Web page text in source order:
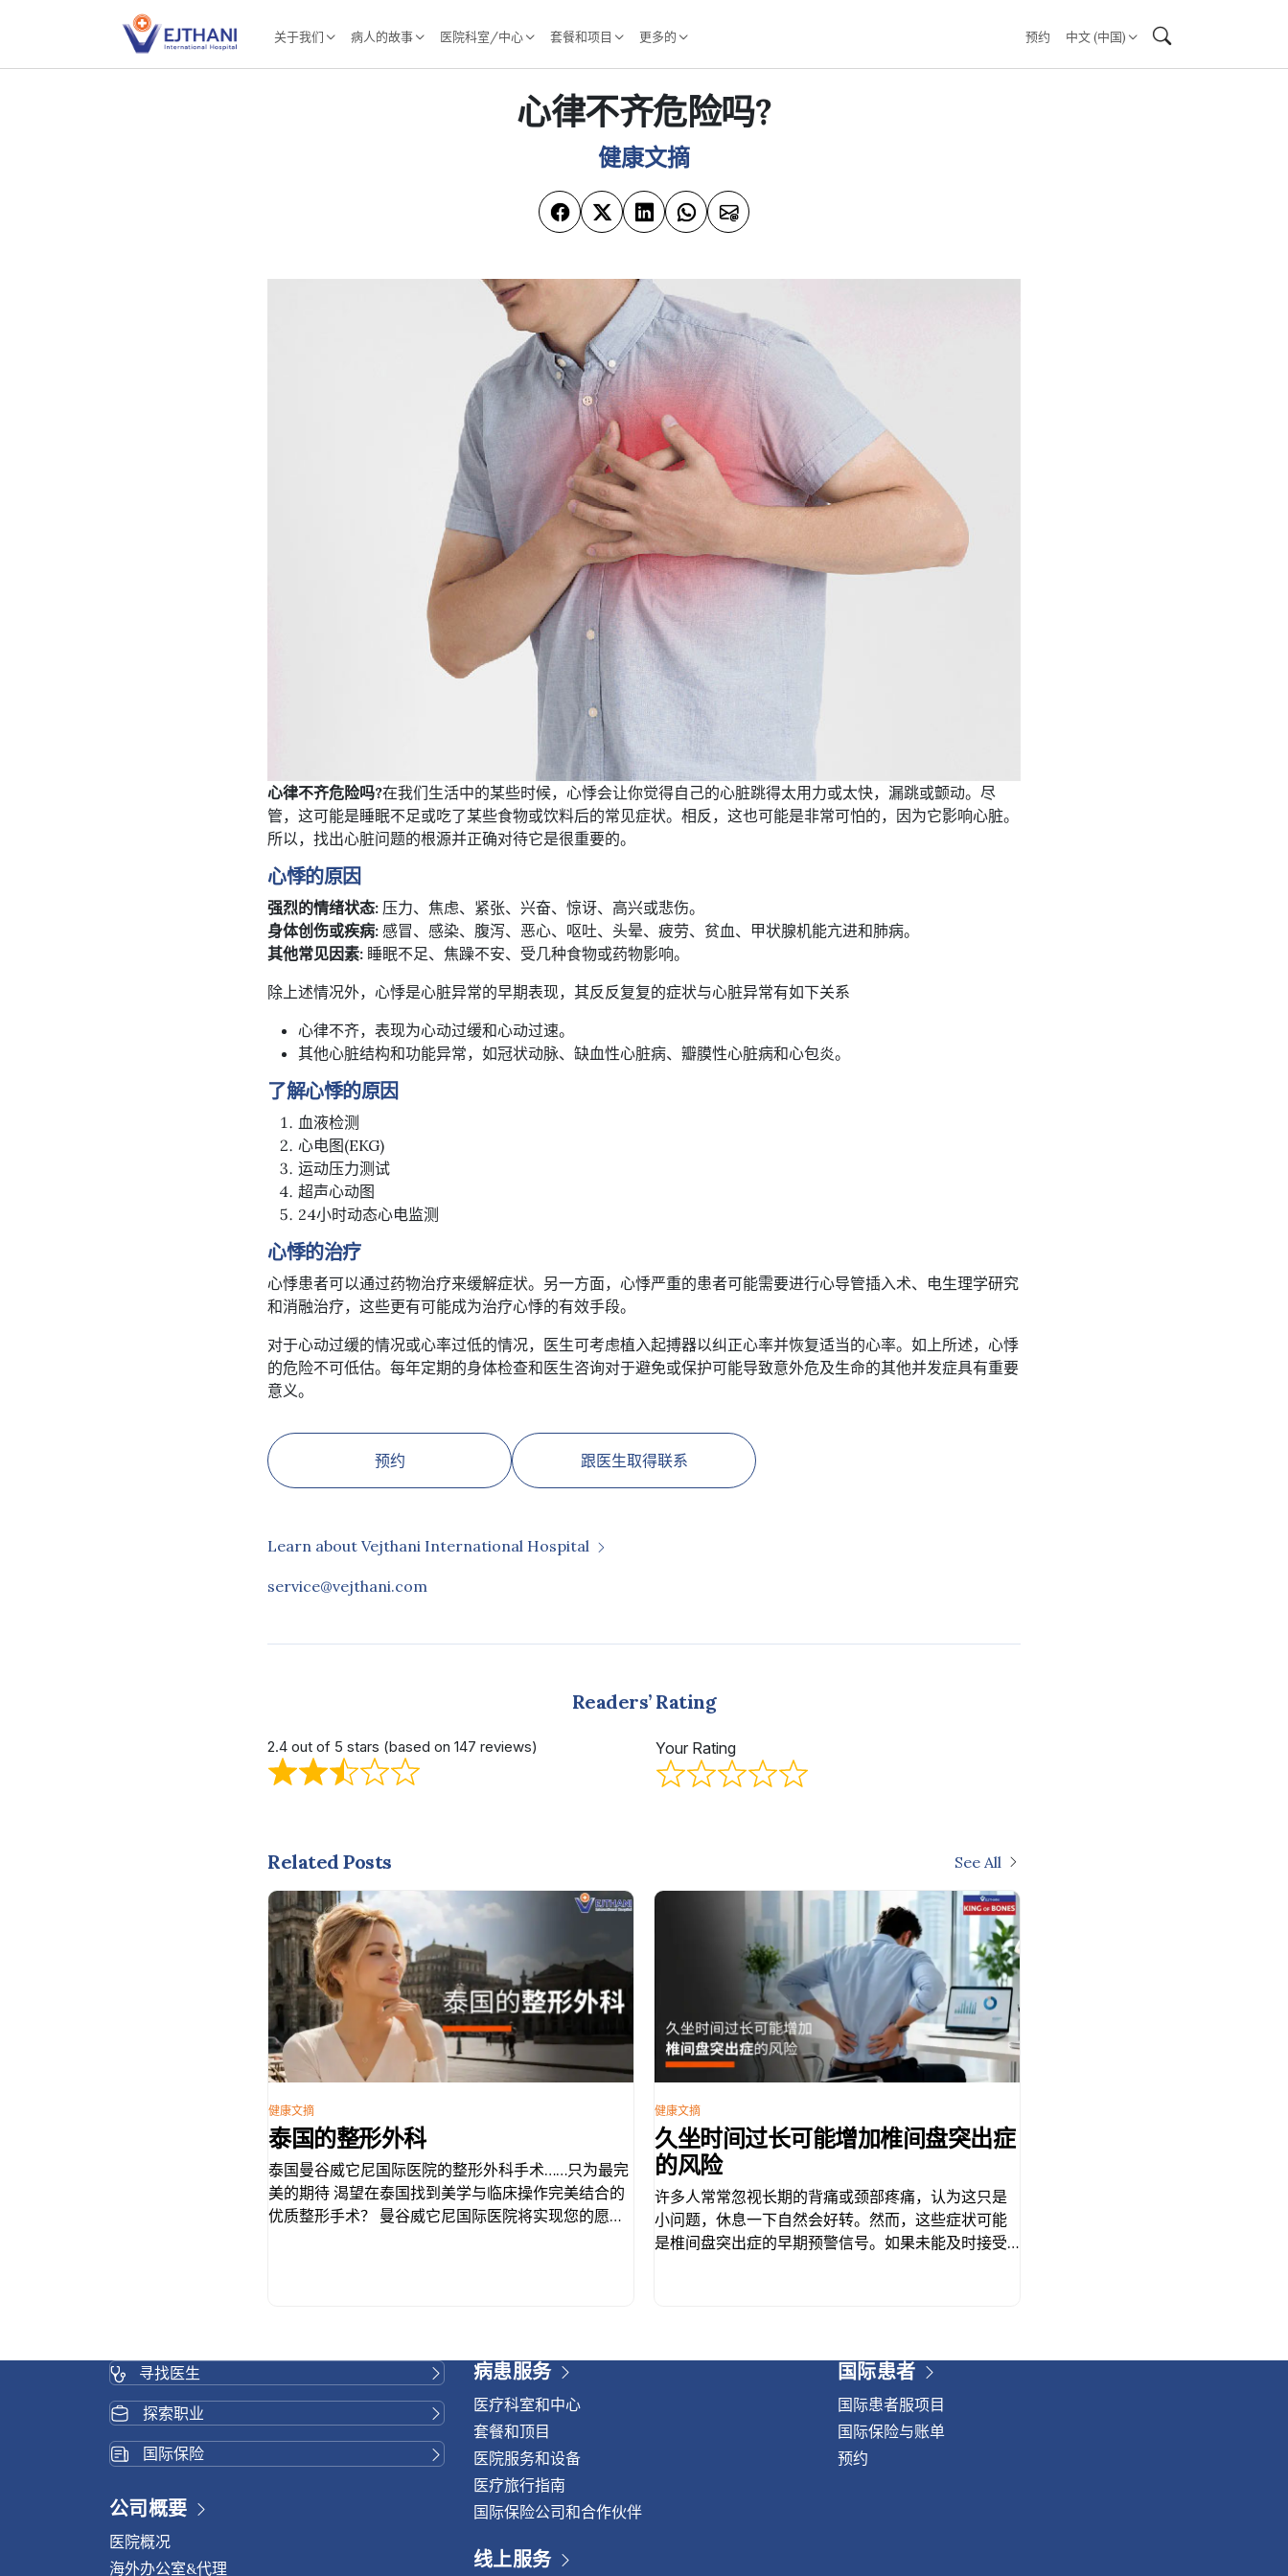
关于我们 病人的故事 医院科室/中心 套餐和项目 更多的 预约 中文 (中国)
心律不齐危险吗?
健康文摘
心律不齐危险吗?在我们生活中的某些时候，心悸会让你觉得自己的心脏跳得太用力或太快，漏跳或颤动。尽
管，这可能是睡眠不足或吃了某些食物或饮料后的常见症状。相反，这也可能是非常可怕的，因为它影响心脏。
所以，找出心脏问题的根源并正确对待它是很重要的。
心悸的原因
强烈的情绪状态: 压力、焦虑、紧张、兴奋、惊讶、高兴或悲伤。
身体创伤或疾病: 感冒、感染、腹泻、恶心、呕吐、头晕、疲劳、贫血、甲状腺机能亢进和肺病。
其他常见因素: 睡眠不足、焦躁不安、受几种食物或药物影响。
除上述情况外，心悸是心脏异常的早期表现，其反反复复的症状与心脏异常有如下关系
心律不齐，表现为心动过缓和心动过速。
其他心脏结构和功能异常，如冠状动脉、缺血性心脏病、瓣膜性心脏病和心包炎。
了解心悸的原因
血液检测
心电图(EKG)
运动压力测试
超声心动图
24小时动态心电监测
心悸的治疗
心悸患者可以通过药物治疗来缓解症状。另一方面，心悸严重的患者可能需要进行心导管插入术、电生理学研究
和消融治疗，这些更有可能成为治疗心悸的有效手段。
对于心动过缓的情况或心率过低的情况，医生可考虑植入起搏器以纠正心率并恢复适当的心率。如上所述，心悸
的危险不可低估。每年定期的身体检查和医生咨询对于避免或保护可能导致意外危及生命的其他并发症具有重要
意义。
预约 跟医生取得联系
Learn about Vejthani International Hospital
service@vejthani.com
Readers’ Rating
2.4 out of 5 stars (based on 147 reviews) Your Rating
Related Posts See All
泰国的整形外科
泰国曼谷威它尼国际医院的整形外科手术……只为最完
美的期待 渴望在泰国找到美学与临床操作完美结合的
优质整形手术？ 曼谷威它尼国际医院将实现您的愿
光芒，不再有任何不安全感。威它尼国际医院自豪地
展示其专业的整形和美容手术。 我们的专长涵盖所有
性别的整容手术。我们提供全面的服务，包括整容手
术、隆胸和缩胸、拉皮、吸脂、腹部吸脂等。 使用最
新技术和设备 整形外科中心在最新的鼻整形美容技术
方面经验丰富、知识渊博。我们采用开放式鼻部整形
术进行大的鼻部整形，也采用闭合式手术进行小的鼻
超声波隆鼻术是重塑鼻子的最新技术之一，与传统技
健康文摘
久坐时间过长可能增加椎间盘突出症
的风险
许多人常常忽视长期的背痛或颈部疼痛，认为这只是
小问题，休息一下自然会好转。然而，这些症状可能
是椎间盘突出症的早期预警信号。如果未能及时接受
致身体各部位（例如背部、颈部、臀部或腿部）出现
疼痛、麻木或无力。 椎间盘突出症状 症状因椎间盘突
出部位和神经受压程度而异。常见症状包括： 如果不
及时治疗，症状会随着时间推移而加重，并可能导
致： 椎间盘突出症的病因 椎间盘突出症的诊断 诊断通
常从病史询问和体格检查开始。其他检查可能包括：
健康文摘
寻找医生
探索职业
国际保险
公司概要
医院概况
海外办公室&代理
病患服务
医疗科室和中心
套餐和顶目
医院服务和设备
医疗旅行指南
国际保险公司和合作伙伴
线上服务
国际患者
国际患者服项目
国际保险与账单
预约